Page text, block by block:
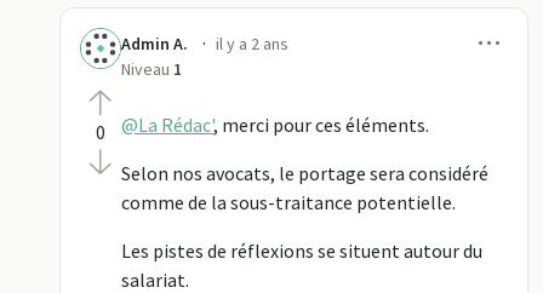
0
Admin A. · il y a 2 ans
Niveau 1
@La Rédac', merci pour ces éléments.
Selon nos avocats, le portage sera considéré
comme de la sous-traitance potentielle.
Les pistes de réflexions se situent autour du
salariat.